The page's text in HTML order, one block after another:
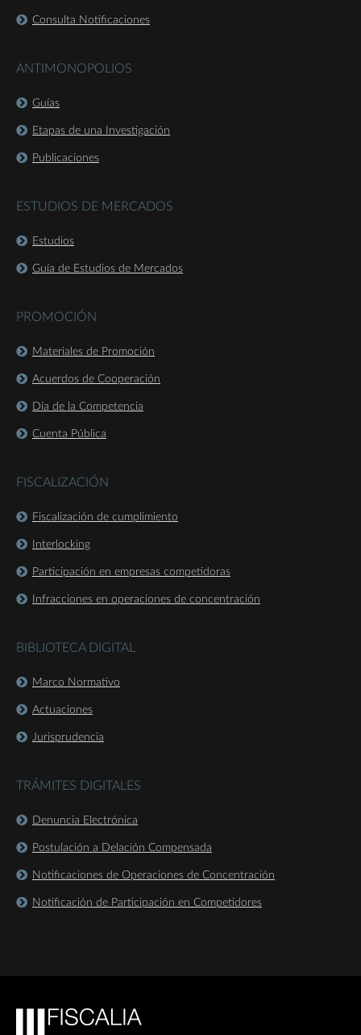
Consulta Notificaciones
ANTIMONOPOLIOS
Guías
Etapas de una Investigación
Publicaciones
ESTUDIOS DE MERCADOS
Estudios
Guía de Estudios de Mercados
PROMOCIÓN
Materiales de Promoción
Acuerdos de Cooperación
Día de la Competencia
Cuenta Pública
FISCALIZACIÓN
Fiscalización de cumplimiento
Interlocking
Participación en empresas competidoras
Infracciones en operaciones de concentración
BIBLIOTECA DIGITAL
Marco Normativo
Actuaciones
Jurisprudencia
TRÁMITES DIGITALES
Denuncia Electrónica
Postulación a Delación Compensada
Notificaciones de Operaciones de Concentración
Notificación de Participación en Competidores